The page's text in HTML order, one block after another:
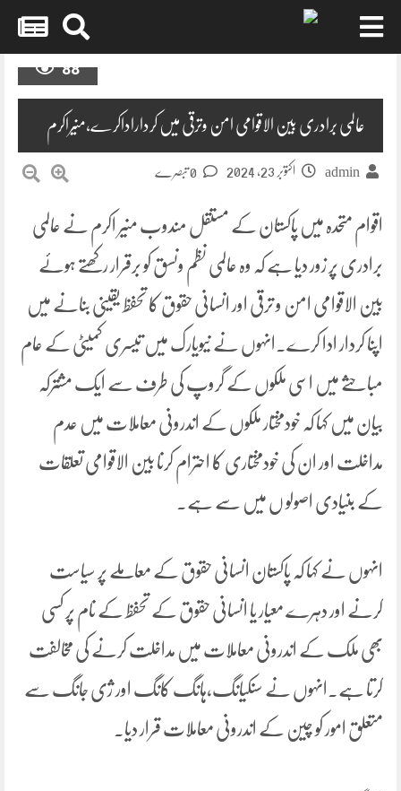
88
عالمی برادری بین الاقوامی امن وترقی میں کرداراداکرے،منیراکرم
admin اکتوبر 23, 2024
اقوام متحدہ میں پاکستان کے مستقل مندوب منیر اکرم نے عالمی
برادری پر زور دیا ہے کہ وہ عالمی نظم ونسق کو برقرار رکھتے ہوئے
بین الاقوامی امن و ترقی اور انسانی حقوق کا تحفظ یقینی بنانے میں
اپنا کردار ادا کرے۔انہوں نے نیویارک میں تیسری کمیٹی کے عام
مباحثے میں اسی ملکوں کے گروپ کی طرف سے ایک مشترکہ
بیان میں کہا کہ خودمختار ملکوں کے اندرونی معاملات میں عدم
مداخلت اور ان کی خودمختاری کا احترام کرنا بین الاقوامی تعلقات
کے بنیادی اصولو ں میں سے ہے۔
انہوں نے کہا کہ پاکستان انسانی حقوق کے معاملے پر سیاست
کرنے اور دہرے معیار یا انسانی حقوق کے تحفظ کے نام پر کسی
بھی ملک کے اندرونی معاملات میں مداخلت کرنے کی مخالفت
کرتا ہے۔انہوں نے سنکیانگ،ہانگ کانگ اور ژی جانگ سے
متعلق امور کو چین کے اندرونی معاملات قرار دیا۔